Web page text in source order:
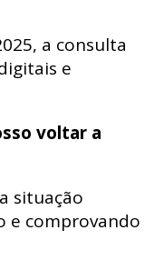
a consulta
e
voltar a
situação
e comprovando